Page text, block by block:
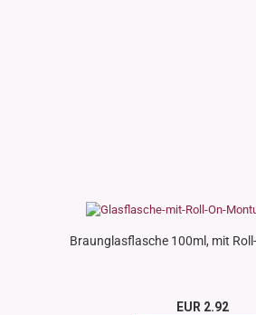
Braunglasflasche 100ml, mit
EUR 2.92